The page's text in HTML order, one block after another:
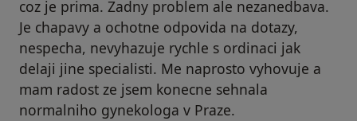
coz je prima. Zadny problem ale nezanedbava.
Je chapavy a ochotne odpovida na dotazy,
nespecha, nevyhazuje rychle s ordinaci jak
delaji jine specialisti. Me naprosto vyhovuje a
mam radost ze jsem konecne sehnala
normalniho gynekologa v Praze.